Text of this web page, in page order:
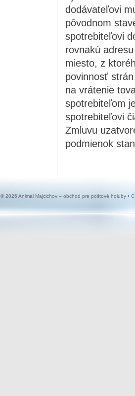
dodávateľovi
pôvodnom
spotrebiteľovi
rovnakú
miesto, z
povinnosť
na vrátenie
spotrebiteľom
spotrebiteľovi
Zmluvu
podmienok
© 2026 Animal Majcichov – obchod pre poštové holuby •